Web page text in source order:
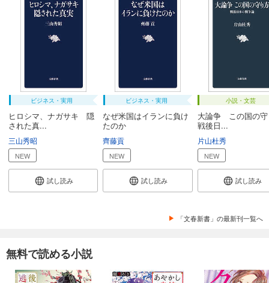
ビジネス・実用
ヒロシマ、ナガサキ 隠
された真...
三山秀昭
NEW
試し読み
ビジネス・実用
なぜ米国はイランに負け
たのか
齊藤貢
NEW
試し読み
小説・文芸
大論争 この国の守
戦後日...
片山杜秀
NEW
試し読み
「文春新書」の最新刊一覧へ
無料で読める小説